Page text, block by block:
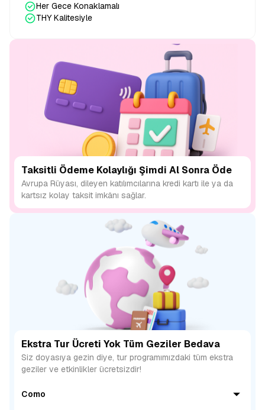
Her Gece Konaklamalı
THY Kalitesiyle
Taksitli Ödeme Kolaylığı Şimdi Al Sonra Öde
Avrupa Rüyası, dileyen katılımcılarına kredi kartı ile ya da
kartsız kolay taksit imkânı sağlar.
Ekstra Tur Ücreti Yok Tüm Geziler Bedava
Siz doyasıya gezin diye, tur programımızdaki tüm ekstra
geziler ve etkinlikler ücretsizdir!
Como